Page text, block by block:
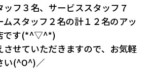
ッフ３名、サービススタッフ７
ムスタッフ２名の計１２名のアッ
です(*^▽^*)
させていただきますので、お気軽
い(^O^)／